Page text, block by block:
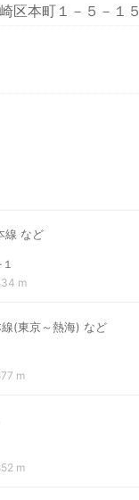
区本町１－５－１５
線 など
m
(東京～熱海) など
m
m